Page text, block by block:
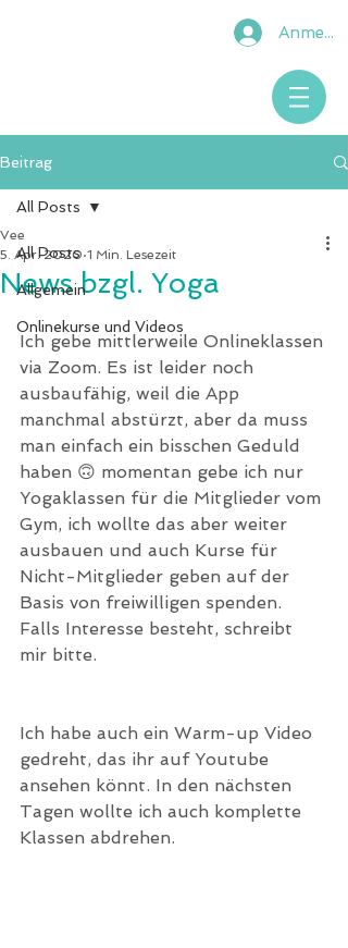
Anmelden
Beitrag
All Posts
Allgemein
Onlinekurse und Videos
All Posts
News bzgl. Yoga
Vee
5. Apr. 2020 1 Min. Lesezeit
Ich gebe mittlerweile Onlineklassen
via Zoom. Es ist leider noch
ausbaufähig, weil die App
manchmal abstürzt, aber da muss
man einfach ein bisschen Geduld
haben 🙃 momentan gebe ich nur
Yogaklassen für die Mitglieder vom
Gym, ich wollte das aber weiter
ausbauen und auch Kurse für
Nicht-Mitglieder geben auf der
Basis von freiwilligen spenden.
Falls Interesse besteht, schreibt
mir bitte.
Ich habe auch ein Warm-up Video
gedreht, das ihr auf Youtube
ansehen könnt. In den nächsten
Tagen wollte ich auch komplette
Klassen abdrehen.